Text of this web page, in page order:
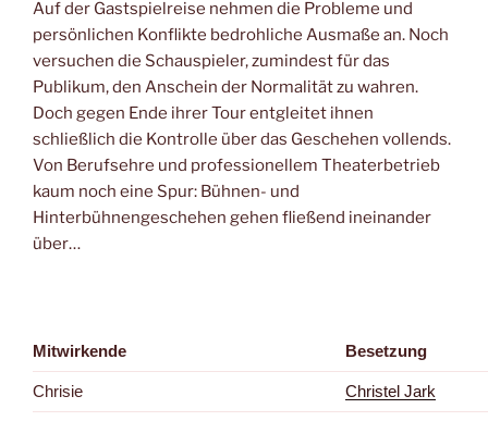
Auf der Gastspielreise nehmen die Probleme und
persönlichen Konflikte bedrohliche Ausmaße an. Noch
versuchen die Schauspieler, zumindest für das
Publikum, den Anschein der Normalität zu wahren.
Doch gegen Ende ihrer Tour entgleitet ihnen
schließlich die Kontrolle über das Geschehen vollends.
Von Berufsehre und professionellem Theaterbetrieb
kaum noch eine Spur: Bühnen- und
Hinterbühnengeschehen gehen fließend ineinander
über…
Mitwirkende Besetzung
Chrisie Christel Jark